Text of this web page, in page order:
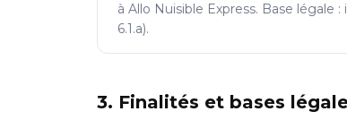
à Allo Nuisible Express. Base
6.1.a).
3. Finalités et bases